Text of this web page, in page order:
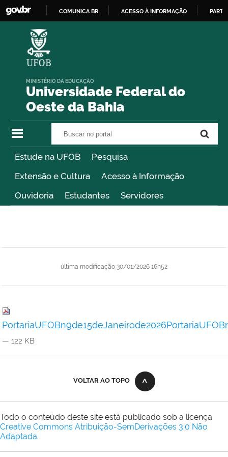
COMUNICA BR ACESSO À INFORMAÇÃO
Universidade Federal do
Oeste da Bahia
MINISTÉRIO DA EDUCAÇÃO
Estude na UFOB
Pesquisa
Extensão e Cultura
Acesso à Informação
Ouvidoria
Estudantes Servidores
última modificação 30/01/2026 16h52
— 122 KB
VOLTAR AO TOPO
Todo o conteúdo deste site está publicado sob a licença
Creative Commons Atribuição-SemDerivações 3.0 Não
Adaptada.